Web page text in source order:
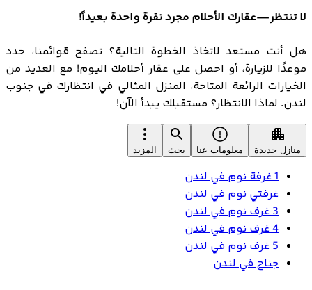
لا تنتظر—عقارك الأحلام مجرد نقرة واحدة بعيداً!
هل أنت مستعد لاتخاذ الخطوة التالية؟ تصفح قوائمنا، حدد
موعدًا للزيارة، أو احصل على عقار أحلامك اليوم! مع العديد من
الخيارات الرائعة المتاحة، المنزل المثالي في انتظارك في جنوب
لندن. لماذا الانتظار؟ مستقبلك يبدأ الآن!
منازل جديدة معلومات عنا بحث المزيد
1 غرفة نوم في لندن
غرفتي نوم في لندن
3 غرف نوم في لندن
4 غرف نوم في لندن
5 غرف نوم في لندن
جناح في لندن